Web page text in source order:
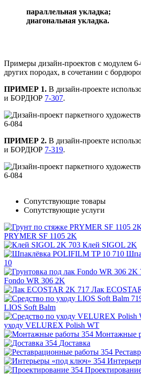
параллельная укладка;
диагональная укладка.
Примеры дизайн-проектов с модулем
других породах, в сочетании с
ПРИМЕР 1. В дизайн-проекте
и БОРДЮР 7-307.
ПРИМЕР 2. В дизайн-проекте
и БОРДЮР 7-319.
Сопутствующие товары
Сопутствующие услуги
PRYMER SF 1105 2K
Клей SIGOL 2K
10
Fondo WR 306 2K
Лак
LIOS Soft Balm
уходу VELUREX Polish WT
Монтажные
Доставка